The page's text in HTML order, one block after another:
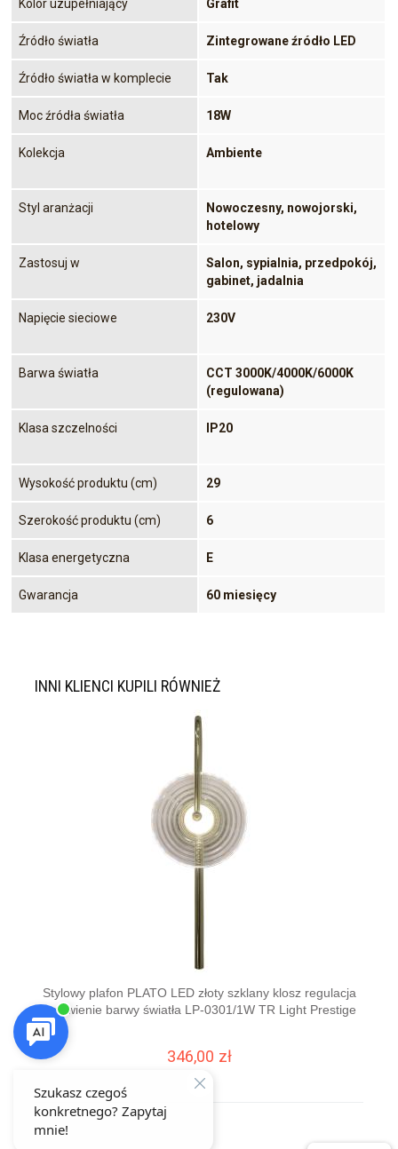
Kolor uzupełniający Grafit
Źródło światła Zintegrowane źródło LED
Źródło światła w komplecie Tak
Moc źródła światła 18W
Kolekcja Ambiente
Styl aranżacji
Nowoczesny, nowojorski,
hotelowy
Zastosuj w
Salon, sypialnia, przedpokój,
gabinet, jadalnia
Napięcie sieciowe 230V
Barwa światła
CCT 3000K/4000K/6000K
(regulowana)
Klasa szczelności IP20
Wysokość produktu (cm) 29
Szerokość produktu (cm) 6
Klasa energetyczna E
Gwarancja 60 miesięcy
INNI KLIENCI KUPILI RÓWNIEŻ
Stylowy plafon PLATO LED złoty szklany klosz regulacja
ustawienie barwy światła LP-0301/1W TR Light Prestige
346,00 zł